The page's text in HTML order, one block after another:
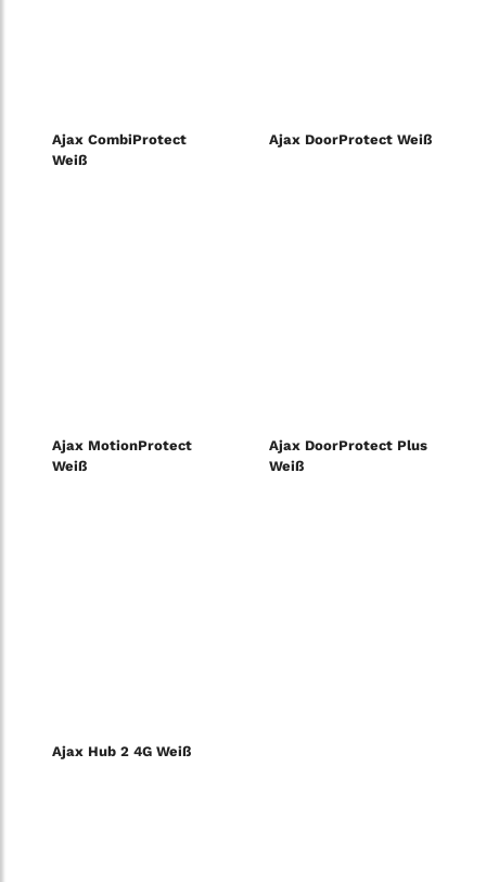
Ajax CombiProtect
Weiß
Ajax DoorProtect Weiß
Ajax MotionProtect
Weiß
Ajax DoorProtect Plus
Weiß
Ajax Hub 2 4G Weiß